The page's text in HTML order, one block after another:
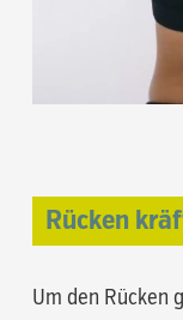
Rücken
Um den Rücken